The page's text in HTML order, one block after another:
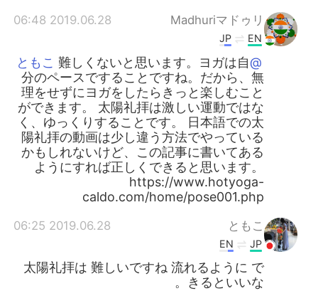
Madhuriマドゥリ
2019.06.28 06:48
EN
JP
@ともこ
難しくないと思います。ヨガは自
分のペースですることですね。だから、無
理をせずにヨガをしたらきっと楽しむこと
ができます。 太陽礼拝は激しい運動ではな
く、ゆっくりすることです。 日本語での太
陽礼拝の動画は少し違う方法でやっている
かもしれないけど、この記事に書いてある
ようにすれば正しくできると思います。
https://www.hotyoga-
caldo.com/home/pose001.php
ともこ
2019.06.28 06:25
JP
EN
太陽礼拝は 難しいですね 流れるように で
きるといいな。